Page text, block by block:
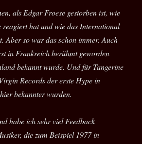
als Edgar Froese gestorben ist, wie
reagiert hat und wie das International
Aber so war das schon immer. Auch
in Frankreich berühmt geworden
bekannt wurde. Und für Tangerine
Records der erste Hype in
bekannter wurden.
habe ich sehr viel Feedback
die zum Beispiel 1977 in